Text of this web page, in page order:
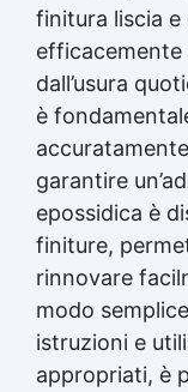
finitura liscia
dall’usura
è
garantire
epossidica è
finiture,
rinnovare
modo
istruzioni e
appropriati, è